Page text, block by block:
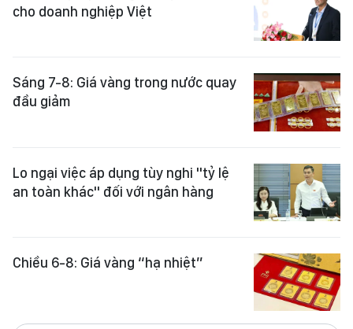
cho doanh nghiệp Việt
Sáng 7-8: Giá vàng trong nước quay
đầu giảm
Lo ngại việc áp dụng tùy nghi "tỷ lệ
an toàn khác" đối với ngân hàng
Chiều 6-8: Giá vàng “hạ nhiệt”